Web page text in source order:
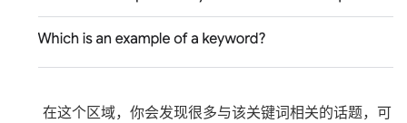
在这个区域，你会发现很多与该关键词相关的话题，可